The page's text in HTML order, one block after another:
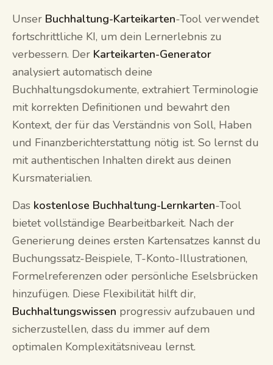
Unser Buchhaltung-Karteikarten-Tool verwendet
fortschrittliche KI, um dein Lernerlebnis zu
verbessern. Der Karteikarten-Generator
analysiert automatisch deine
Buchhaltungsdokumente, extrahiert Terminologie
mit korrekten Definitionen und bewahrt den
Kontext, der für das Verständnis von Soll, Haben
und Finanzberichterstattung nötig ist. So lernst du
mit authentischen Inhalten direkt aus deinen
Kursmaterialien.
Das kostenlose Buchhaltung-Lernkarten-Tool
bietet vollständige Bearbeitbarkeit. Nach der
Generierung deines ersten Kartensatzes kannst du
Buchungssatz-Beispiele, T-Konto-Illustrationen,
Formelreferenzen oder persönliche Eselsbrücken
hinzufügen. Diese Flexibilität hilft dir,
Buchhaltungswissen progressiv aufzubauen und
sicherzustellen, dass du immer auf dem
optimalen Komplexitätsniveau lernst.